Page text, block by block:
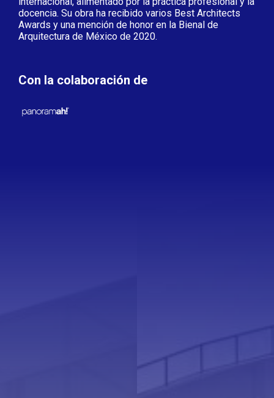
docencia. Su obra ha recibido varios Best Architects
Awards y una mención de honor en la Bienal de
Arquitectura de México de 2020.
Con la colaboración de